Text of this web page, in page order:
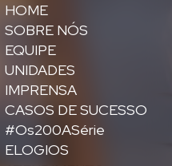
HOME
SOBRE NÓS
EQUIPE
UNIDADES
IMPRENSA
CASOS DE SUCESSO
#Os200ASérie
ELOGIOS